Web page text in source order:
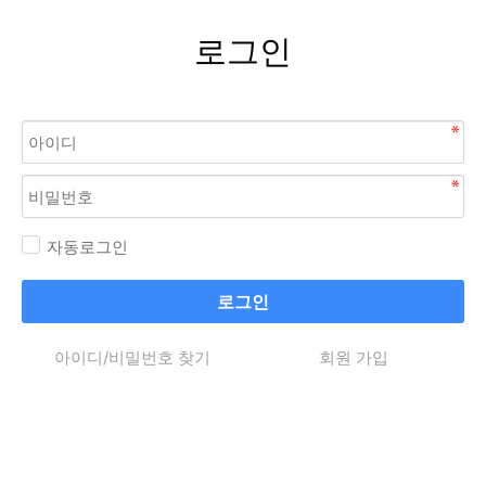
로그인
자동로그인
로그인
아이디/비밀번호 찾기 회원 가입